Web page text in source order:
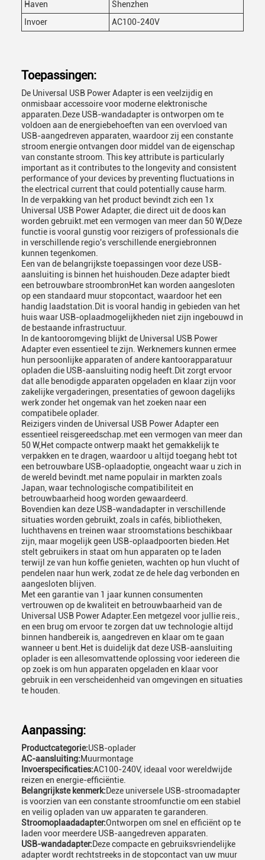
Haven
Shenzhen
Invoer
AC100-240V
Toepassingen:
De Universal USB Power Adapter is een veelzijdig en
onmisbaar accessoire voor moderne elektronische
apparaten.Deze USB-wandadapter is ontworpen om te
voldoen aan de energiebehoeften van een overvloed van
USB-aangedreven apparaten, waardoor zij een constante
stroom energie ontvangen door middel van de eigenschap
van constante stroom. This key attribute is particularly
important as it contributes to the longevity and consistent
performance of your devices by preventing fluctuations in
the electrical current that could potentially cause harm.
In de verpakking van het product bevindt zich een 1x
Universal USB Power Adapter, die direct uit de doos kan
worden gebruikt.met een vermogen van meer dan 50 W,Deze
functie is vooral gunstig voor reizigers of professionals die
in verschillende regio's verschillende energiebronnen
kunnen tegenkomen.
Een van de belangrijkste toepassingen voor deze USB-
aansluiting is binnen het huishouden.Deze adapter biedt
een betrouwbare stroombronHet kan worden aangesloten
op een standaard muur stopcontact, waardoor het een
handig laadstation.Dit is vooral handig in gebieden van het
huis waar USB-oplaadmogelijkheden niet zijn ingebouwd in
de bestaande infrastructuur.
In de kantooromgeving blijkt de Universal USB Power
Adapter even essentieel te zijn. Werknemers kunnen ermee
hun persoonlijke apparaten of andere kantoorapparatuur
opladen die USB-aansluiting nodig heeft.Dit zorgt ervoor
dat alle benodigde apparaten opgeladen en klaar zijn voor
zakelijke vergaderingen, presentaties of gewoon dagelijks
werk zonder het ongemak van het zoeken naar een
compatibele oplader.
Reizigers vinden de Universal USB Power Adapter een
essentieel reisgereedschap.met een vermogen van meer dan
50 W,Het compacte ontwerp maakt het gemakkelijk te
verpakken en te dragen, waardoor u altijd toegang hebt tot
een betrouwbare USB-oplaadoptie, ongeacht waar u zich in
de wereld bevindt.met name populair in markten zoals
Japan, waar technologische compatibiliteit en
betrouwbaarheid hoog worden gewaardeerd.
Bovendien kan deze USB-wandadapter in verschillende
situaties worden gebruikt, zoals in cafés, bibliotheken,
luchthavens en treinen waar stroomstations beschikbaar
zijn, maar mogelijk geen USB-oplaadpoorten bieden.Het
stelt gebruikers in staat om hun apparaten op te laden
terwijl ze van hun koffie genieten, wachten op hun vlucht of
pendelen naar hun werk, zodat ze de hele dag verbonden en
aangesloten blijven.
Met een garantie van 1 jaar kunnen consumenten
vertrouwen op de kwaliteit en betrouwbaarheid van de
Universal USB Power Adapter.Een metgezel voor jullie reis.,
en een brug om ervoor te zorgen dat uw technologie altijd
binnen handbereik is, aangedreven en klaar om te gaan
wanneer u bent.Het is duidelijk dat deze USB-aansluiting
oplader is een allesomvattende oplossing voor iedereen die
op zoek is om hun apparaten opgeladen en klaar voor
gebruik in een verscheidenheid van omgevingen en situaties
te houden.
Aanpassing:
Productcategorie:USB-oplader
AC-aansluiting:Muurmontage
Invoerspecificaties:AC100-240V, ideaal voor wereldwijde
reizen en energie-efficiëntie.
Belangrijkste kenmerk:Deze universele USB-stroomadapter
is voorzien van een constante stroomfunctie om een stabiel
en veilig opladen van uw apparaten te garanderen.
Stroomoplaadadapter:Ontworpen om snel en efficiënt op te
laden voor meerdere USB-aangedreven apparaten.
USB-wandadapter:Deze compacte en gebruiksvriendelijke
adapter wordt rechtstreeks in de stopcontact van uw muur